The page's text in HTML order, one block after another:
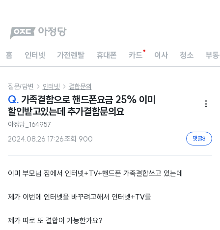
홈 인터넷 가전렌탈 휴대폰 카드 이사 청소 부
질문/답변  인터넷  결합문의
Q. 가족결합으로 핸드폰요금 25% 이미
할인받고있는데 추가결합문의요

아정당_164957
2024.08.26 17:26조회 900 댓글3
이미 부모님 집에서 인터넷+TV+핸드폰 가족결합쓰고 있는데
제가 이번에 인터넷을 바꾸려고해서 인터넷+TV를
제가 따로 또 결합이 가능한가요?